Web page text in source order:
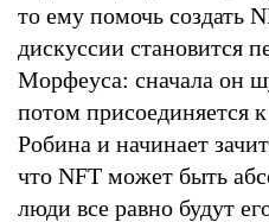
то ему помочь создать
дискуссии становится
Морфеуса: сначала он
потом присоединяется
Робина и начинает
что NFT может быть
люди все равно будут